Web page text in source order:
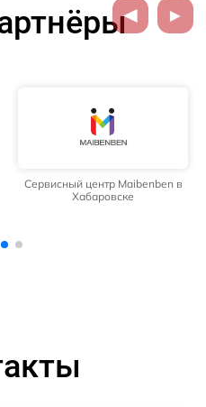
Сервисный центр Maibenben в
Хабаровске